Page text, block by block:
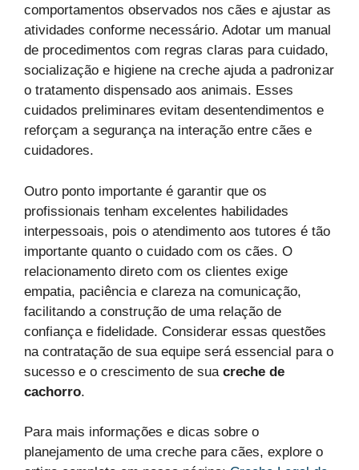
comportamentos observados nos cães e ajustar as
atividades conforme necessário. Adotar um manual
de procedimentos com regras claras para cuidado,
socialização e higiene na creche ajuda a padronizar
o tratamento dispensado aos animais. Esses
cuidados preliminares evitam desentendimentos e
reforçam a segurança na interação entre cães e
cuidadores.
Outro ponto importante é garantir que os
profissionais tenham excelentes habilidades
interpessoais, pois o atendimento aos tutores é tão
importante quanto o cuidado com os cães. O
relacionamento direto com os clientes exige
empatia, paciência e clareza na comunicação,
facilitando a construção de uma relação de
confiança e fidelidade. Considerar essas questões
na contratação de sua equipe será essencial para o
sucesso e o crescimento de sua creche de
cachorro.
Para mais informações e dicas sobre o
planejamento de uma creche para cães, explore o